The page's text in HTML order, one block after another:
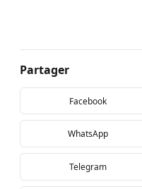
Partager
Facebook
WhatsApp
Telegram